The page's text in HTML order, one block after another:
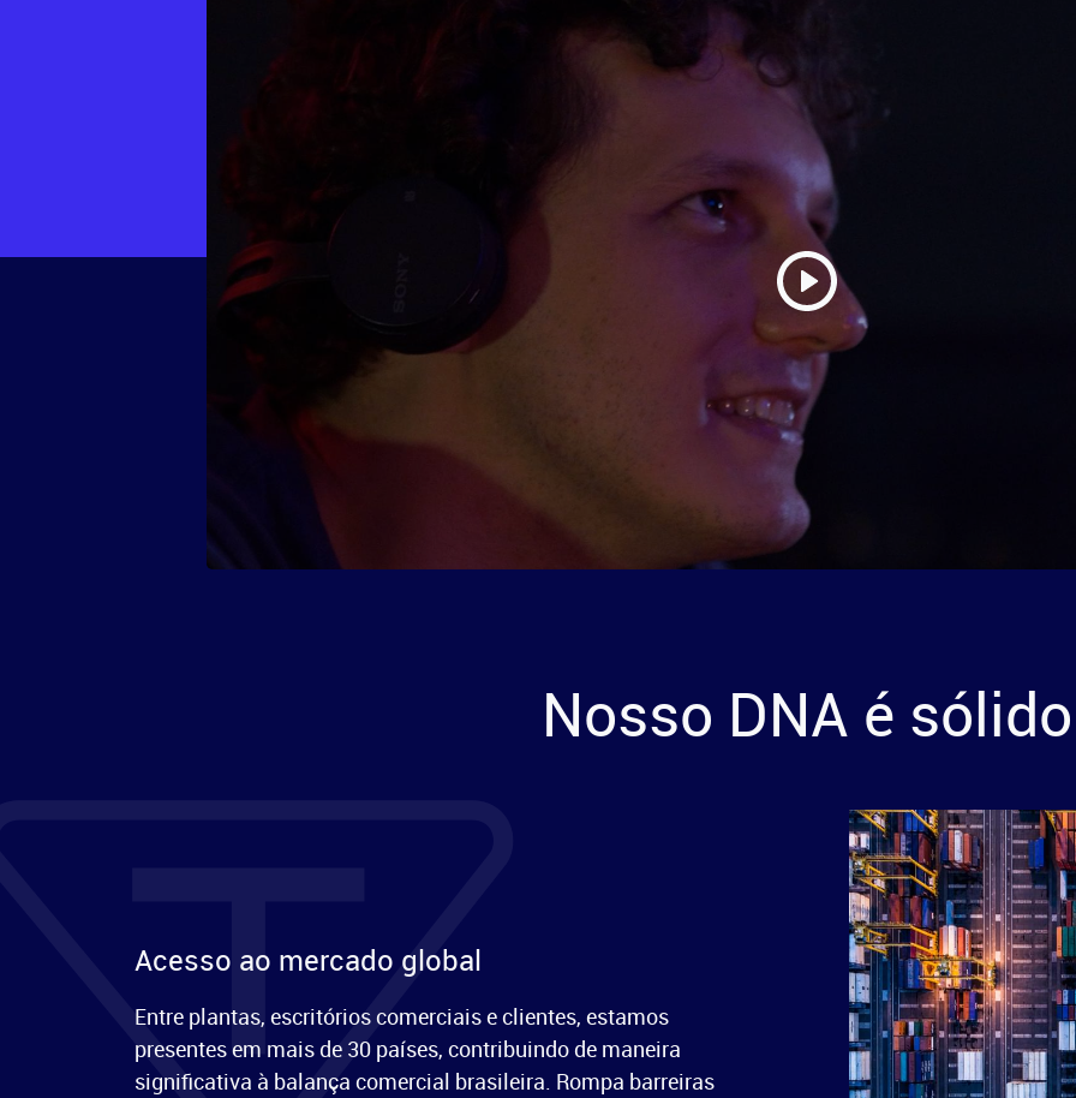
Nosso DNA é sólido
Acesso ao mercado global
Entre plantas, escritórios comerciais e clientes, estamos
presentes em mais de 30 países, contribuindo de maneira
significativa à balança comercial brasileira. Rompa barreiras